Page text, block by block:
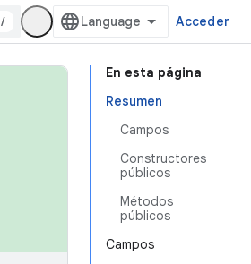
/ Acceder
En esta página
Resumen
Campos
Constructores
públicos
Métodos
públicos
Campos